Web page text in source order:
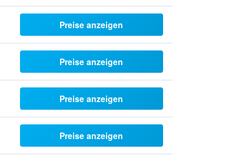
Preise anzeigen
Preise anzeigen
Preise anzeigen
Preise anzeigen